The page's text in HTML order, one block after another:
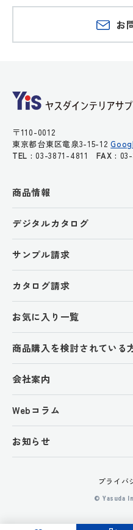
お
〒110-0012
東京都台東区竜泉3-15-12
TEL : 03-3871-4811FAX :
商品情報
デジタルカタログ
サンプル請求
カタログ請求
お気に入り一覧
商品購入を検討されている
会社案内
Webコラム
お知らせ
プライバ
© Yasuda